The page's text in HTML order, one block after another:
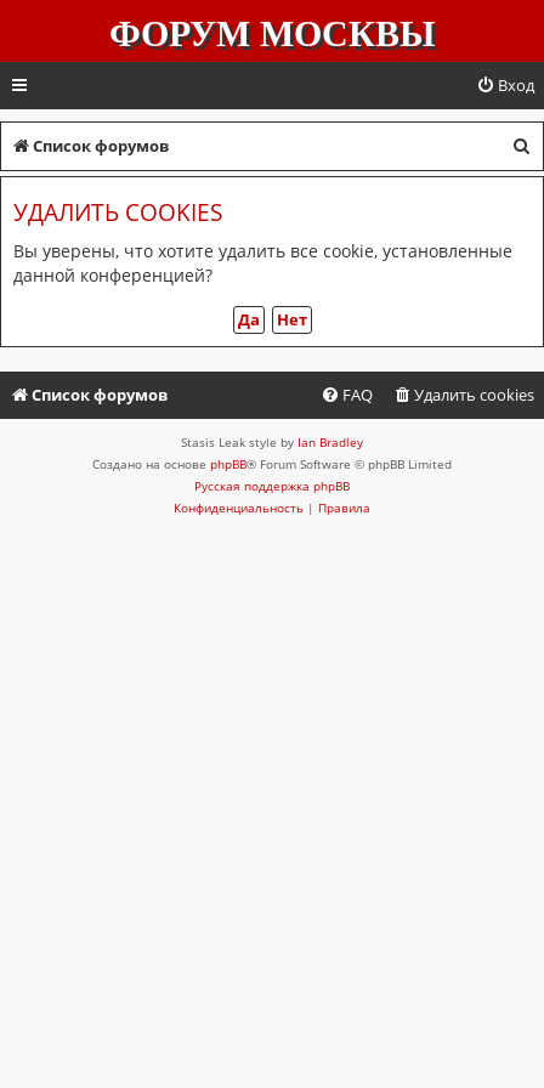
ФОРУМ МОСКВЫ
Вход
Список форумов
о
УДАЛИТЬ COOKIES
Вы уверены, что хотите удалить все cookie, установленные
данной конференцией?
Список форумов Удалить cookies
FAQ
Stasis Leak style by Ian Bradley
Создано на основе phpBB® Forum Software © phpBB Limited
Русская поддержка phpBB
Конфиденциальность | Правила